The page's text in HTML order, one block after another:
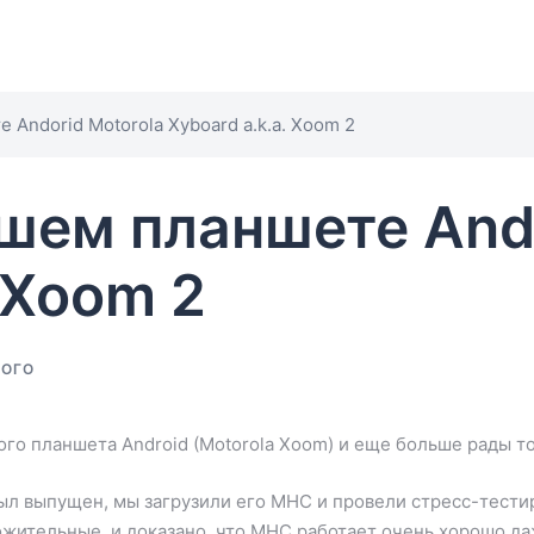
Andorid Motorola Xyboard a.k.a. Xoom 2
планшете
2
планшета Android (Motorola Xoom) и еще больше рады
выпущен, мы загрузили его MHC и провели стресс-